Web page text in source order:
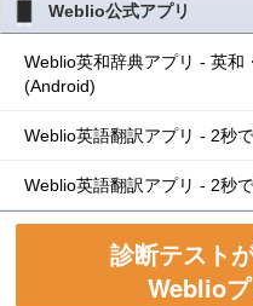
Weblio公式アプリ
Weblio英和辞典アプリ - 英和
(Android)
Weblio英語翻訳アプリ - 2秒
Weblio英語翻訳アプリ - 2秒
診断テスト
Weblio